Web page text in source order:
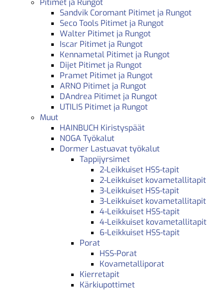
Sandvik Coromant Pitimet ja Rungot
Seco Tools Pitimet ja Rungot
Walter Pitimet ja Rungot
Iscar Pitimet ja Rungot
Kennametal Pitimet ja Rungot
Dijet Pitimet ja Rungot
Pramet Pitimet ja Rungot
ARNO Pitimet ja Rungot
DAndrea Pitimet ja Rungot
UTILIS Pitimet ja Rungot
Muut
HAINBUCH Kiristyspäät
NOGA Työkalut
Dormer Lastuavat työkalut
Tappijyrsimet
2-Leikkuiset HSS-tapit
2-Leikkuiset kovametallitapit
3-Leikkuiset HSS-tapit
3-Leikkuiset kovametallitapit
4-Leikkuiset HSS-tapit
4-Leikkuiset kovametallitapit
6-Leikkuiset HSS-tapit
Porat
HSS-Porat
Kovametalliporat
Kierretapit
Kärkiupottimet